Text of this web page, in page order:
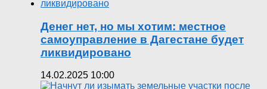
Денег нет, но мы хотим: местное
самоуправление в Дагестане будет
ликвидировано
14.02.2025 10:00